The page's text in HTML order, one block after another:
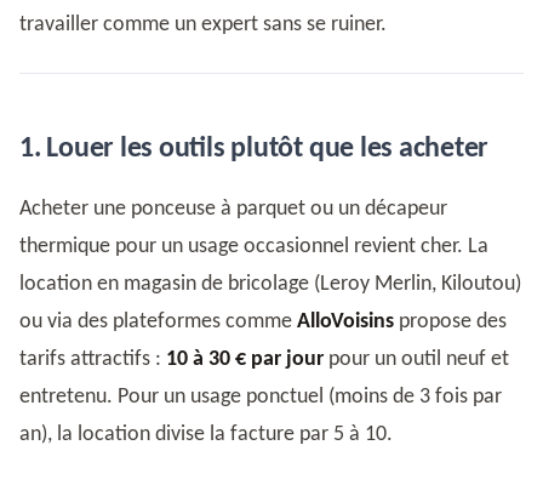
travailler comme un expert sans se ruiner.
1. Louer les outils plutôt que les acheter
Acheter une ponceuse à parquet ou un décapeur
thermique pour un usage occasionnel revient cher. La
location en magasin de bricolage (Leroy Merlin, Kiloutou)
ou via des plateformes comme AlloVoisins propose des
tarifs attractifs : 10 à 30 € par jour pour un outil neuf et
entretenu. Pour un usage ponctuel (moins de 3 fois par
an), la location divise la facture par 5 à 10.